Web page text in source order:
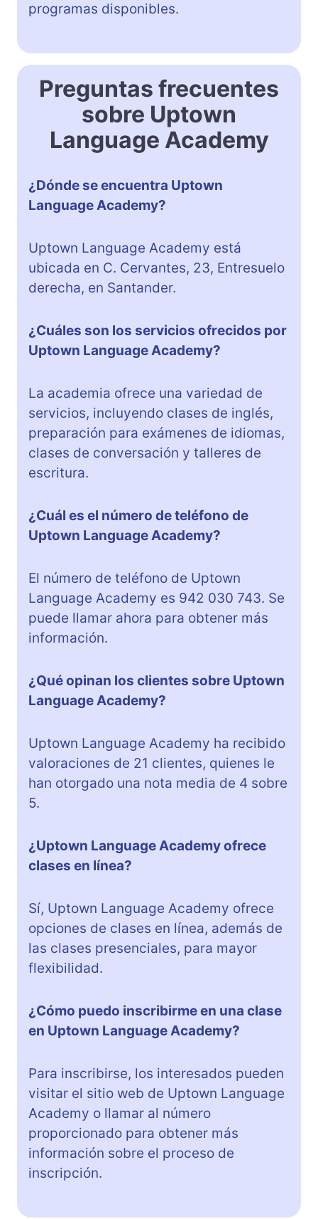
programas disponibles.
Preguntas frecuentes
sobre Uptown
Language Academy
¿Dónde se encuentra Uptown
Language Academy?
Uptown Language Academy está
ubicada en C. Cervantes, 23, Entresuelo
derecha, en Santander.
¿Cuáles son los servicios ofrecidos por
Uptown Language Academy?
La academia ofrece una variedad de
servicios, incluyendo clases de inglés,
preparación para exámenes de idiomas,
clases de conversación y talleres de
escritura.
¿Cuál es el número de teléfono de
Uptown Language Academy?
El número de teléfono de Uptown
Language Academy es 942 030 743. Se
puede llamar ahora para obtener más
información.
¿Qué opinan los clientes sobre Uptown
Language Academy?
Uptown Language Academy ha recibido
valoraciones de 21 clientes, quienes le
han otorgado una nota media de 4 sobre
5.
¿Uptown Language Academy ofrece
clases en línea?
Sí, Uptown Language Academy ofrece
opciones de clases en línea, además de
las clases presenciales, para mayor
flexibilidad.
¿Cómo puedo inscribirme en una clase
en Uptown Language Academy?
Para inscribirse, los interesados pueden
visitar el sitio web de Uptown Language
Academy o llamar al número
proporcionado para obtener más
información sobre el proceso de
inscripción.